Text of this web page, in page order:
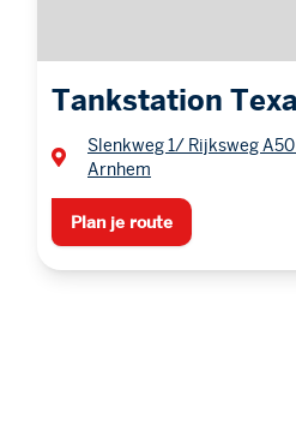
Tankstation
Slenkweg 1/ Rijksweg
Arnhem
Plan je route